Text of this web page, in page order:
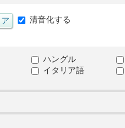
清音化する
ハングル
イタリア語